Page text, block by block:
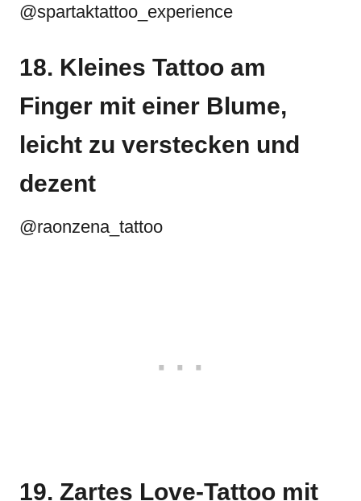
@spartaktattoo_experience
18. Kleines Tattoo am
Finger mit einer Blume,
leicht zu verstecken und
dezent
@raonzena_tattoo
19. Zartes Love-Tattoo mit